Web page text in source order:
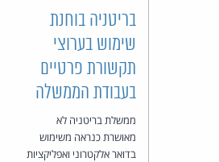
בריטניה בוחנת
שימוש בערוצי
תקשורת פרטיים
בעבודת הממשלה
ממשלת בריטניה לא
מאושרת כנראה משימוש
בדואר אלקטרוני ואפליקציות